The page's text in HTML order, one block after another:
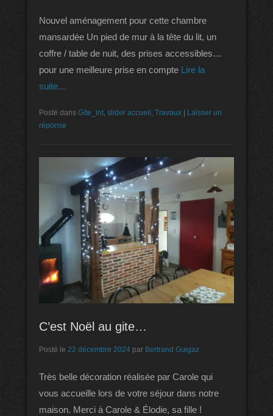
Nouvel aménagement pour cette chambre
mansardée Un pied de mur à la tête du lit, un
coffre / table de nuit, des prises accessibles…
pour une meilleure prise en compte Lire la
suite…
Posté dans Gite_int, slider accueil , Travaux
Laisser un
réponse
C’est Noël au gite…
Posté le 22 décembre 2024 par Bertrand Guigaz
Très belle décoration réalisée par Carole qui
vous accueille lors de votre séjour dans notre
maison. Merci à Carole & Élodie, sa fille !